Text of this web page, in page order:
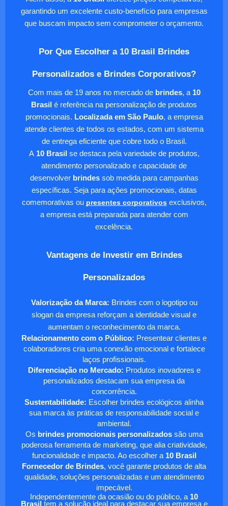
garantindo um excelente custo-benefício para empresas
que buscam impacto sem comprometer o orçamento.
Por Que Escolher a 10 Brasil Brindes
Personalizados e Brindes Corporativos?
Com mais de 19 anos no mercado de brindes, a 10
Brasil é referência na personalização de produtos
promocionais. Localizada em São Paulo, a empresa
atende clientes de todos os estados, com um sistema
de entrega eficiente que cobre todo o Brasil.
A10 Brasilse destaca pela variedade de produtos,
atendimento personalizado e capacidade de
desenvolver brindessob medida para campanhas
específicas. Seja para ações promocionais, datas
comemorativas ou presentes corporativosexclusivos,
a empresa está preparada para atender com
excelência.
Vantagens de Investir em Brindes
Personalizados
Valorização da Marca: Brindes com o logotipo ou
slogan da empresa reforçam a identidade visual e
aumentam o reconhecimento da marca.
Relacionamento com o Público: Presentear clientes e
colaboradores cria uma conexão emocional e fortalece
laços profissionais.
Diferenciação no Mercado: Produtos inovadores e
personalizados destacam sua empresa da
concorrência.
Sustentabilidade: Escolher brindes ecológicos alinha
sua marca às práticas de responsabilidade social e
ambiental.
Os brindes promocionais personalizadossão uma
poderosa ferramenta de marketing, que alia criatividade,
funcionalidade e impacto. Ao escolher a 10 Brasil
Fornecedor de Brindes, você garante produtos de alta
qualidade, soluções personalizadas e um atendimento
impecável.
Independentemente da ocasião ou do público, a 10
Brasil tem a solução ideal para destacar sua empresa e